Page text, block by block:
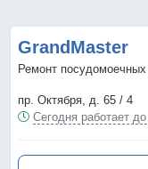
GrandMaster
Ремонт
пр. Октября, д. 65 / 4
Сегодня работает